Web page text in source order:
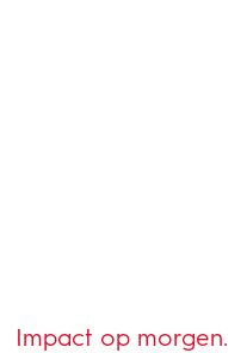
Impact op morgen.